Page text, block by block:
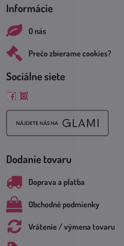
Informácie
O nás
Prečo zbierame cookies?
Sociálne siete
FacebookInstagram
Dodanie tovaru
Doprava a platba
Obchodné podmienky
Vrátenie / výmena tovaru